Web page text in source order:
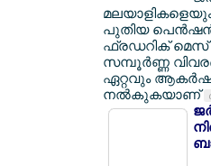
മലയാളികളെയും
പുതിയ പെന്‍ഷന്‍
ഫ്രഡറിക് മെസ്
സമ്പൂര്‍ണ്ണ
ഏറ്റവും
നല്‍കുകയാണ്